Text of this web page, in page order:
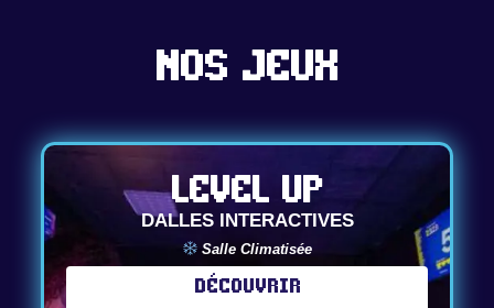
Nos jeux
Level up
DALLES INTERACTIVES
Salle Climatisée
Découvrir